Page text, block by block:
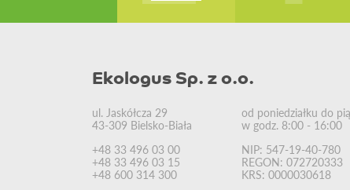
Ekologus Sp. z o.o.
ul. Jaskółcza 29
43-309 Bielsko-Biała
+48 33 496 03 00
+48 33 496 03 15
+48 600 314 300
od poniedziałku do
w godz. 8:00 - 16:00
NIP: 547-19-40-780
REGON: 072720333
KRS: 0000030618